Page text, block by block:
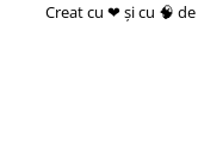
Creat cu ❤ și cu 🧠